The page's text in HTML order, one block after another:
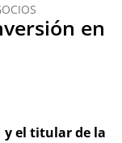
en
el titular de la